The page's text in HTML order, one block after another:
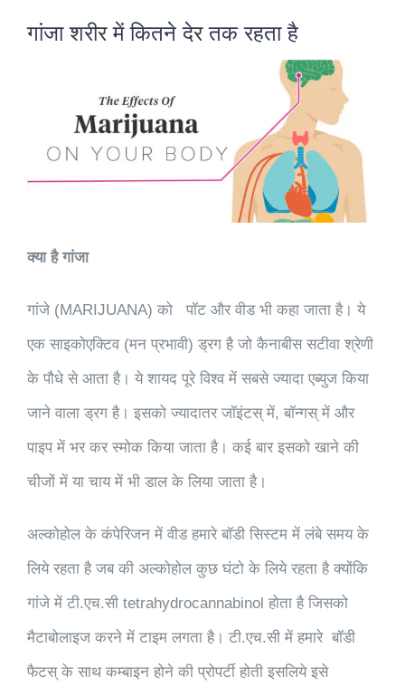
गांजा शरीर में कितने देर तक रहता है
क्या है गांजा
गांजे (MARIJUANA) को पॉट और वीड भी कहा जाता है। ये
एक साइकोएक्टिव (मन प्रभावी) ड्रग है जो कैनाबीस सटीवा श्रेणी
के पौधे से आता है। ये शायद पूरे विश्व में सबसे ज्यादा एब्युज किया
जाने वाला ड्रग है। इसको ज्यादातर जॉइंटस् में, बॉन्गस् में और
पाइप में भर कर स्मोक किया जाता है। कई बार इसको खाने की
चीजों में या चाय में भी डाल के लिया जाता है।
अल्कोहोल के कंपेरिजन में वीड हमारे बॉडी सिस्टम में लंबे समय के
लिये रहता है जब की अल्कोहोल कुछ घंटो के लिये रहता है क्योंकि
गांजे में टी.एच.सी tetrahydrocannabinol होता है जिसको
मैटाबोलाइज करने में टाइम लगता है। टी.एच.सी में हमारे बॉडी
फैटस् के साथ कम्बाइन होने की प्रोपर्टी होती इसलिये इसे